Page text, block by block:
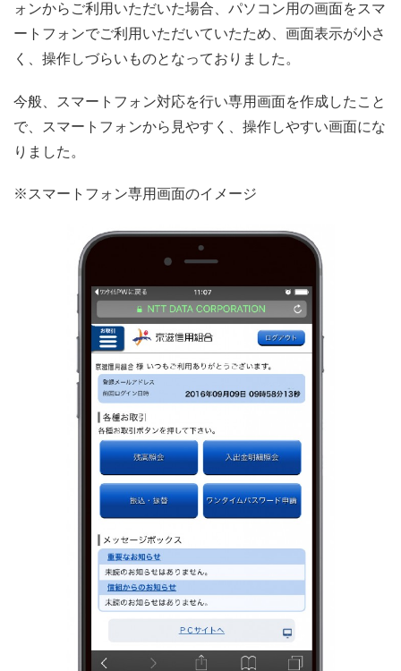
ォンからご利用いただいた場合、パソコン用の画面をスマ
ートフォンでご利用いただいていたため、画面表示が小さ
く、操作しづらいものとなっておりました。
今般、スマートフォン対応を行い専用画面を作成したこと
で、スマートフォンから見やすく、操作しやすい画面にな
りました。
※スマートフォン専用画面のイメージ